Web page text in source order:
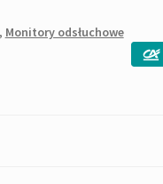
Monitory odsłuchowe